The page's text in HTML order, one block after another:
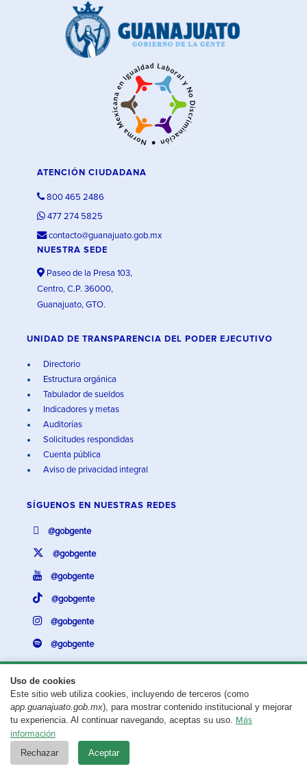
Uso de cookies
Este sitio web utiliza cookies, incluyendo de terceros (como
app.guanajuato.gob.mx), para mostrar contenido institucional y mejorar
tu experiencia. Al continuar navegando, aceptas su uso. Más
información
Rechazar Aceptar
ATENCIÓN CIUDADANA
800 465 2486
477 274 5825
contacto@guanajuato.gob.mx
NUESTRA SEDE
Paseo de la Presa 103,
Centro, C.P. 36000,
Guanajuato, GTO.
UNIDAD DE TRANSPARENCIA DEL PODER EJECUTIVO
Directorio
Estructura orgánica
Tabulador de sueldos
Indicadores y metas
Auditorías
Solicitudes respondidas
Cuenta pública
Aviso de privacidad integral
SÍGUENOS EN NUESTRAS REDES
@gobgente
@gobgente
@gobgente
@gobgente
@gobgente
@gobgente
¿Existe algún problema con esta página?Repórtalo aquí.
Aviso legal